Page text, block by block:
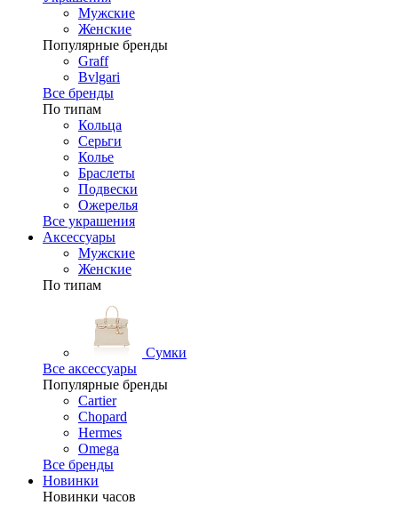
Мужские
Женские
Популярные бренды
Graff
Bvlgari
Все бренды
По типам
Кольца
Серьги
Колье
Браслеты
Подвески
Ожерелья
Все украшения
Аксессуары
Мужские
Женские
По типам
Сумки
Все аксессуары
Популярные бренды
Cartier
Chopard
Hermes
Omega
Все бренды
Новинки
Новинки часов